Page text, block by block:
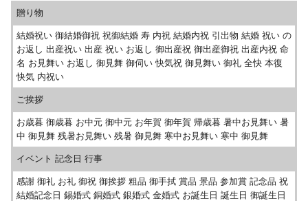
贈り物
結婚祝い 御結婚御祝 祝御結婚 寿 内祝 結婚内祝 引出物 結婚 祝い の
お返し 出産祝い 出産 祝い お返し 御出産祝 御出産御祝 出産内祝 命
名 お見舞い お返し 御見舞 御伺い 快気祝 御見舞い 御礼 全快 本復
快気 内祝い
ご挨拶
お歳暮 御歳暮 お中元 御中元 お年賀 御年賀 帰歳暮 暑中お見舞い 暑
中 御見舞 残暑お見舞い 残暑 御見舞 寒中お見舞い 寒中 御見舞
イベント 記念日 行事
感謝 御礼 お礼 御祝 御挨拶 粗品 御手拭 賞品 景品 参加賞 記念品 祝
結婚記念日 錫婚式 銅婚式 銀婚式 金婚式 お誕生日 誕生日 御誕生日